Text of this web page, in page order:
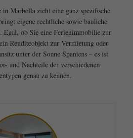
Marbella zieht eine ganz spezifische
eigene rechtliche sowie bauliche
Egal, ob Sie eine Ferienimmobilie zur
Renditeobjekt zur Vermietung oder
unter der Sonne Spaniens – es ist
und Nachteile der verschiedenen
genau zu kennen.